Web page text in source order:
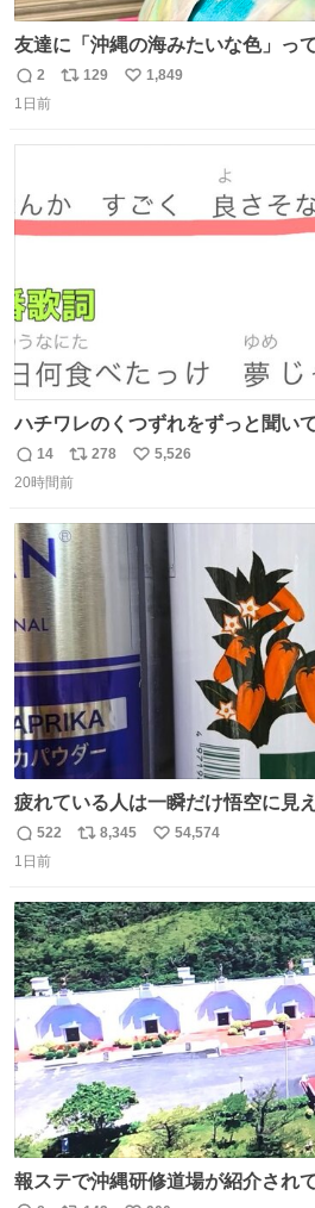
友達に「沖縄の海みたいな色」っ
返
信
2
リ
129
い
1,849
1日前
ハチワレのくつずれをずっと聞い
のこの赤線の部分、本来なら絶対
てるのに急に話変えてるよねw晴
って言ってるのに急に天気の話に
がハチワレらしい！！
返
信
14
リ
ポ
ト
数
278
い
数
5,526
20時間前
疲れている人は一瞬だけ悟空に見
#ドラゴンボール
返
信
522
リ
ト
数
8,345
い
数
54,574
1日前
報ステで沖縄研修道場が紹介され